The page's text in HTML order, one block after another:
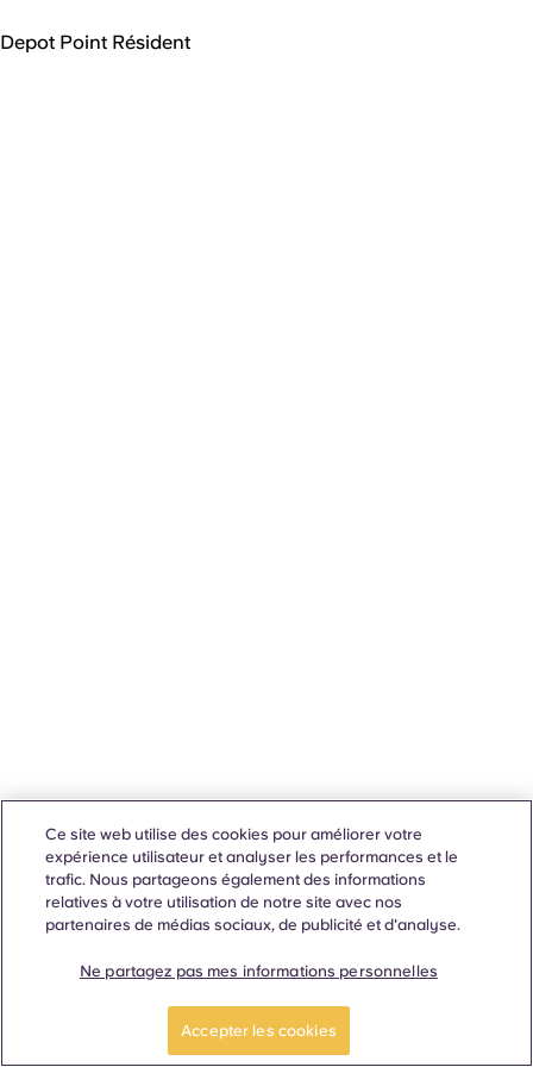
Depot Point Résident
Ce site web utilise des cookies pour améliorer votre
expérience utilisateur et analyser les performances et le
trafic. Nous partageons également des informations
relatives à votre utilisation de notre site avec nos
partenaires de médias sociaux, de publicité et d'analyse.
Ne partagez pas mes informations personnelles
Accepter les cookies